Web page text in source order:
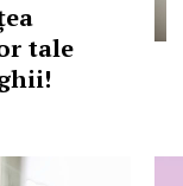
tale